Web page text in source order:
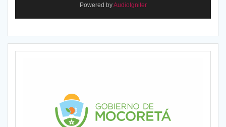
Powered byAudioIgniter